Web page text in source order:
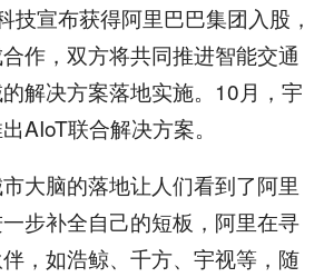
宣布获得阿里巴巴集团入股，
作，双方将共同推进智能交通
解决方案落地实施。10月，宇
AIoT联合解决方案。
脑的落地让人们看到了阿里
步补全自己的短板，阿里在寻
，如浩鲸、千方、宇视等，随